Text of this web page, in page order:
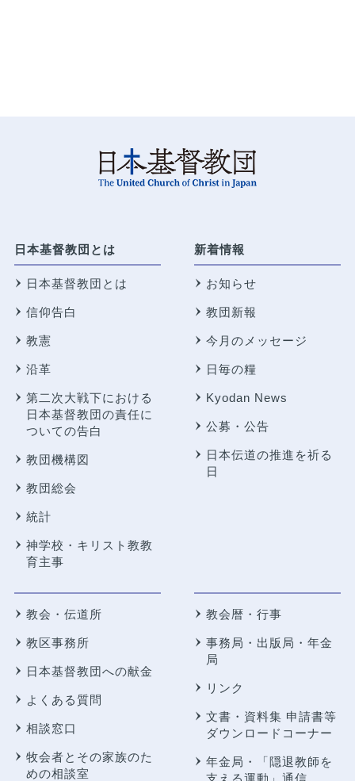
日本基督教団とは
日本基督教団とは
信仰告白
教憲
沿革
第二次大戦下における
日本基督教団の責任に
ついての告白
教団機構図
教団総会
統計
神学校・キリスト教教
育主事
新着情報
お知らせ
教団新報
今月のメッセージ
日毎の糧
Kyodan News
公募・公告
日本伝道の推進を祈る
日
教会・伝道所
教区事務所
日本基督教団への献金
よくある質問
相談窓口
牧会者とその家族のた
めの相談室
教会暦・行事
事務局・出版局・年金
局
リンク
文書・資料集 申請書等
ダウンロードコーナー
年金局・
「隠退教師を